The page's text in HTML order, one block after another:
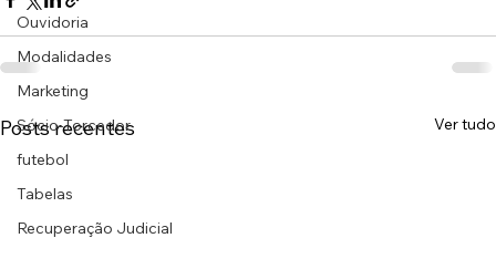
Ouvidoria
Modalidades
Marketing
Sócio-Torcedor
futebol
Tabelas
Recuperação Judicial
Posts recentes Ver tudo